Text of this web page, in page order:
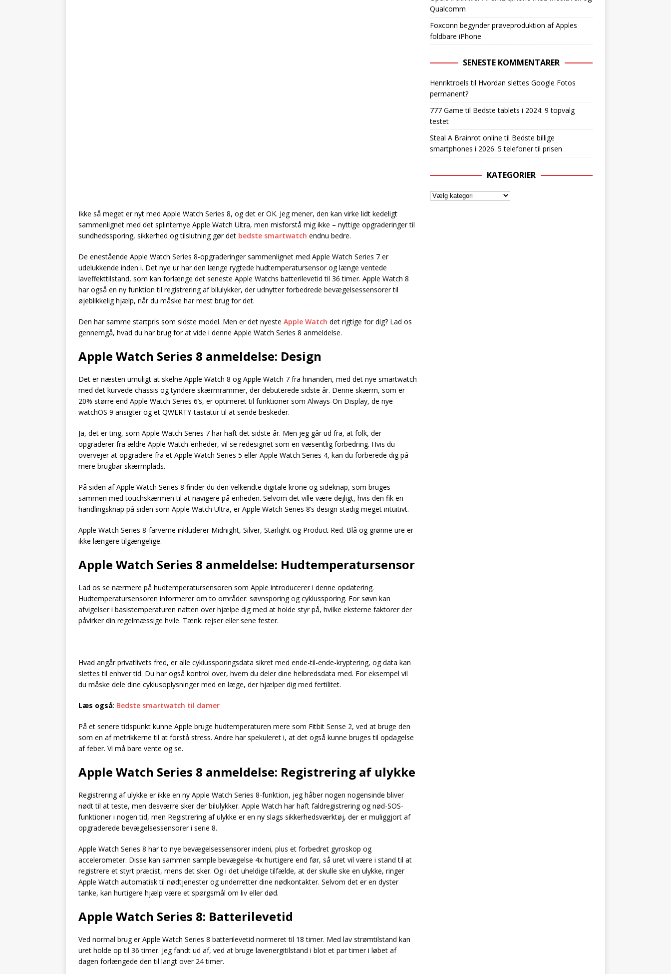
Ikke så meget er nyt med Apple Watch Series 8, og det er OK. Jeg mener, den kan virke lidt kedeligt
sammenlignet med det splinternye Apple Watch Ultra, men misforstå mig ikke – nyttige opgraderinger til
sundhedssporing, sikkerhed og tilslutning gør det bedste smartwatch endnu bedre.
De enestående Apple Watch Series 8-opgraderinger sammenlignet med Apple Watch Series 7 er
udelukkende inden i. Det nye ur har den længe rygtede hudtemperatursensor og længe ventede
laveffekttilstand, som kan forlænge det seneste Apple Watchs batterilevetid til 36 timer. Apple Watch 8
har også en ny funktion til registrering af bilulykker, der udnytter forbedrede bevægelsessensorer til
øjeblikkelig hjælp, når du måske har mest brug for det.
Den har samme startpris som sidste model. Men er det nyeste Apple Watch det rigtige for dig? Lad os
gennemgå, hvad du har brug for at vide i denne Apple Watch Series 8 anmeldelse.
Apple Watch Series 8 anmeldelse: Design
Det er næsten umuligt at skelne Apple Watch 8 og Apple Watch 7 fra hinanden, med det nye smartwatch
med det kurvede chassis og tyndere skærmrammer, der debuterede sidste år. Denne skærm, som er
20% større end Apple Watch Series 6’s, er optimeret til funktioner som Always-On Display, de nye
watchOS 9 ansigter og et QWERTY-tastatur til at sende beskeder.
Ja, det er ting, som Apple Watch Series 7 har haft det sidste år. Men jeg går ud fra, at folk, der
opgraderer fra ældre Apple Watch-enheder, vil se redesignet som en væsentlig forbedring. Hvis du
overvejer at opgradere fra et Apple Watch Series 5 eller Apple Watch Series 4, kan du forberede dig på
mere brugbar skærmplads.
På siden af Apple Watch Series 8 finder du den velkendte digitale krone og sideknap, som bruges
sammen med touchskærmen til at navigere på enheden. Selvom det ville være dejligt, hvis den fik en
handlingsknap på siden som Apple Watch Ultra, er Apple Watch Series 8’s design stadig meget intuitivt.
Apple Watch Series 8-farverne inkluderer Midnight, Silver, Starlight og Product Red. Blå og grønne ure er
ikke længere tilgængelige.
Apple Watch Series 8 anmeldelse: Hudtemperatursensor
Lad os se nærmere på hudtemperatursensoren som Apple introducerer i denne opdatering.
Hudtemperatursensoren informerer om to områder: søvnsporing og cyklussporing. For søvn kan
afvigelser i basistemperaturen natten over hjælpe dig med at holde styr på, hvilke eksterne faktorer der
påvirker din regelmæssige hvile. Tænk: rejser eller sene fester.
Hvad angår privatlivets fred, er alle cyklussporingsdata sikret med ende-til-ende-kryptering, og data kan
slettes til enhver tid. Du har også kontrol over, hvem du deler dine helbredsdata med. For eksempel vil
du måske dele dine cyklusoplysninger med en læge, der hjælper dig med fertilitet.
Læs også: Bedste smartwatch til damer
På et senere tidspunkt kunne Apple bruge hudtemperaturen mere som Fitbit Sense 2, ved at bruge den
som en af metrikkerne til at forstå stress. Andre har spekuleret i, at det også kunne bruges til opdagelse
af feber. Vi må bare vente og se.
Apple Watch Series 8 anmeldelse: Registrering af ulykke
Registrering af ulykke er ikke en ny Apple Watch Series 8-funktion, jeg håber nogen nogensinde bliver
nødt til at teste, men desværre sker der bilulykker. Apple Watch har haft faldregistrering og nød-SOS-
funktioner i nogen tid, men Registrering af ulykke er en ny slags sikkerhedsværktøj, der er muliggjort af
opgraderede bevægelsessensorer i serie 8.
Apple Watch Series 8 har to nye bevægelsessensorer indeni, plus et forbedret gyroskop og
accelerometer. Disse kan sammen sample bevægelse 4x hurtigere end før, så uret vil være i stand til at
registrere et styrt præcist, mens det sker. Og i det uheldige tilfælde, at der skulle ske en ulykke, ringer
Apple Watch automatisk til nødtjenester og underretter dine nødkontakter. Selvom det er en dyster
tanke, kan hurtigere hjælp være et spørgsmål om liv eller død.
Apple Watch Series 8: Batterilevetid
Ved normal brug er Apple Watch Series 8 batterilevetid normeret til 18 timer. Med lav strømtilstand kan
uret holde op til 36 timer. Jeg fandt ud af, ved at bruge lavenergitilstand i blot et par timer i løbet af
dagen forlængede den til langt over 24 timer.
Qualcomm
Foxconn begynder prøveproduktion af Apples
foldbare iPhone
SENESTE KOMMENTARER
Henriktroels til Hvordan slettes Google Fotos
permanent?
777 Game til Bedste tablets i 2024: 9 topvalg
testet
Steal A Brainrot online til Bedste billige
smartphones i 2026: 5 telefoner til prisen
KATEGORIER